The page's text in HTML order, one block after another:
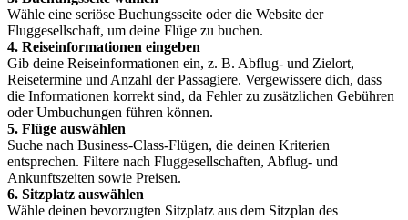
Wähle eine seriöse Buchungsseite oder die Website der
Fluggesellschaft, um deine Flüge zu buchen.
4. Reiseinformationen eingeben
Gib deine Reiseinformationen ein, z. B. Abflug- und Zielort,
Reisetermine und Anzahl der Passagiere. Vergewissere dich, dass
die Informationen korrekt sind, da Fehler zu zusätzlichen Gebühren
oder Umbuchungen führen können.
5. Flüge auswählen
Suche nach Business-Class-Flügen, die deinen Kriterien
entsprechen. Filtere nach Fluggesellschaften, Abflug- und
Ankunftszeiten sowie Preisen.
6. Sitzplatz auswählen
Wähle deinen bevorzugten Sitzplatz aus dem Sitzplan des